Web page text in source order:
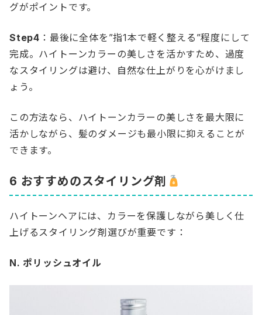
グがポイントです。
Step4 ：最後に全体を”指1本で軽く整える”程度にして
完成。ハイトーンカラーの美しさを活かすため、過度
なスタイリングは避け、自然な仕上がりを心がけまし
ょう。
この方法なら、ハイトーンカラーの美しさを最大限に
活かしながら、髪のダメージも最小限に抑えることが
できます。
6 おすすめのスタイリング剤
ハイトーンヘアには、カラーを保護しながら美しく仕
上げるスタイリング剤選びが重要です：
N. ポリッシュオイル